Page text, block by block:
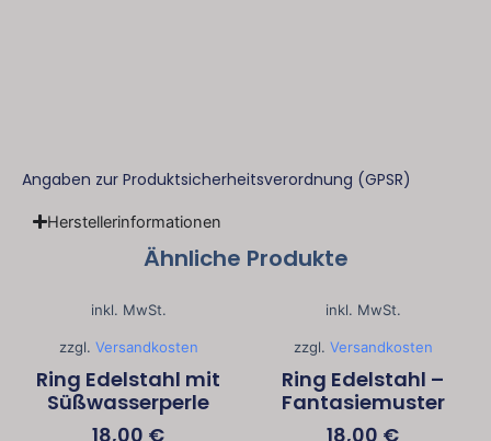
Angaben zur Produktsicherheitsverordnung (GPSR)
Herstellerinformationen
Ähnliche Produkte
inkl. MwSt.
zzgl. Versandkosten
Ring Edelstahl mit
Süßwasserperle
18,00 €
inkl. MwSt.
zzgl. Versandkosten
Ring Edelstahl –
Fantasiemuster
18,00 €